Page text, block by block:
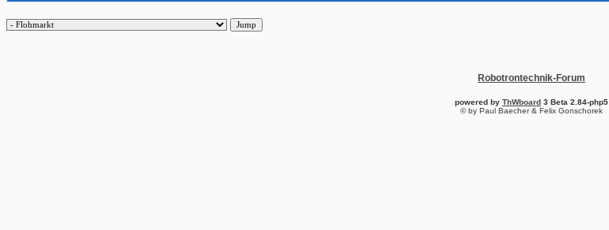
Robotrontechnik-Forum
powered by ThWboard 3 Beta 2.84-php5
© by Paul Baecher & Felix Gonschorek